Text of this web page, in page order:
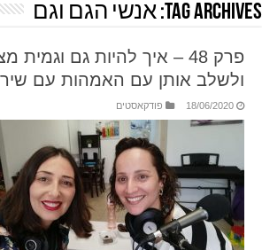
Tag Archives: אנשי הגם וגם
פרק 48 – איך להיות גם
ולשלב אותן עם האמהות עם
18/06/2020 פודקאסטים